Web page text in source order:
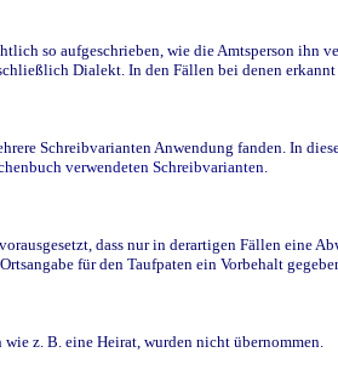
so aufgeschrieben, wie die Amtsperson ihn
Dialekt. In den Fällen bei denen
Schreibvarianten Anwendung fanden. In
verwendeten Schreibvarianten.
dass nur in derartigen Fällen eine
für den Taufpaten ein Vorbehalt
z. B. eine Heirat, wurden nicht übernommen.